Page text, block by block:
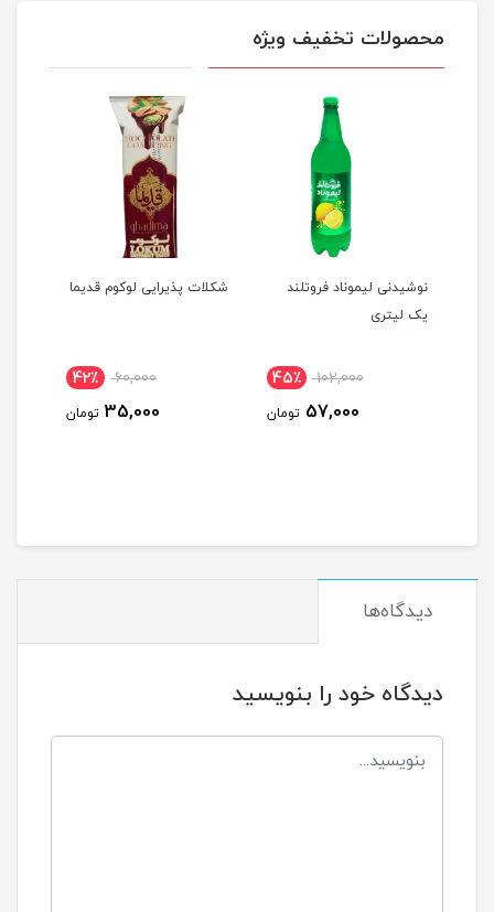
محصولات تخفیف ویژه
نوشیدنی لیموناد فروتلند
یک لیتری
102,000 45٪
57,000 تومان
شکلات پذیرایی لوکوم قدیما
60,000 42٪
35,000 تومان
دیدگاه‌ها
دیدگاه خود را بنویسید